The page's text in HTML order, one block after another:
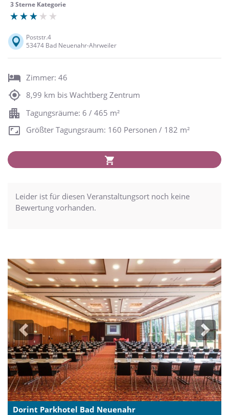
3 Sterne Kategorie
Poststr.4
53474 Bad Neuenahr-Ahrweiler
Zimmer: 46
8,99 km bis Wachtberg Zentrum
Tagungsräume: 6 / 465 m²
Größter Tagungsraum: 160 Personen / 182 m²
Leider ist für diesen Veranstaltungsort noch keine
Bewertung vorhanden.
Previous Next
Dorint Parkhotel Bad Neuenahr